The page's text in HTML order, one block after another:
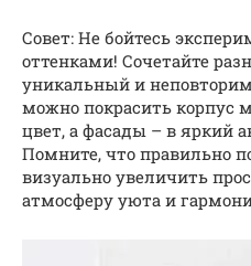
Совет: Не бойтесь
оттенками! Сочетайте
уникальный и
можно покрасить корпус
цвет, а фасады – в яркий
Помните, что правильно
визуально увеличить
атмосферу уюта и